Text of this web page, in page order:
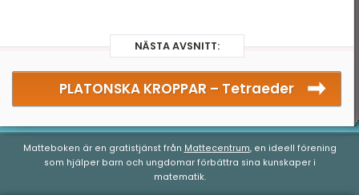
NÄSTA AVSNITT:
PLATONSKA KROPPAR – Tetraeder
Matteboken är en gratistjänst från Mattecentrum, en ideell förening
som hjälper barn och ungdomar förbättra sina kunskaper i
matematik.